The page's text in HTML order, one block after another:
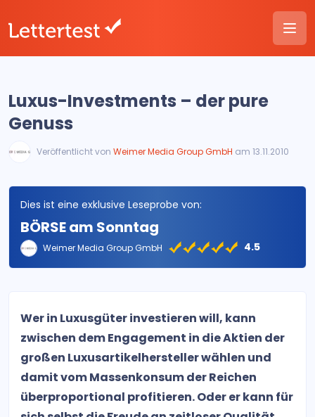
Luxus-Investments – der pure
Genuss
Veröffentlicht von Weimer Media Group GmbH am 13.11.2010
Dies ist eine exklusive Leseprobe von:
BÖRSE am Sonntag
Weimer Media Group GmbH 4.5
Wer in Luxusgüter investieren will, kann
zwischen dem Engagement in die Aktien der
großen Luxusartikelhersteller wählen und
damit vom Massenkonsum der Reichen
überproportional profitieren. Oder er kann für